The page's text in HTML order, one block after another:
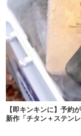
【即キンキンに】予約
新作「チタン＋ステン